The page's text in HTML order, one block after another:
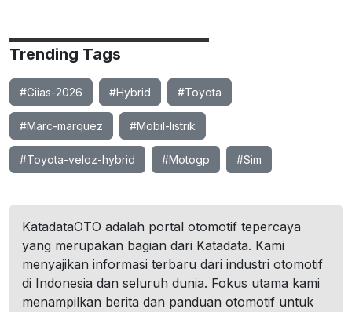
Trending Tags
#Giias-2026 #Hybrid #Toyota
#Marc-marquez #Mobil-listrik
#Toyota-veloz-hybrid #Motogp #Sim
KatadataOTO adalah portal otomotif tepercaya
yang merupakan bagian dari Katadata. Kami
menyajikan informasi terbaru dari industri otomotif
di Indonesia dan seluruh dunia. Fokus utama kami
menampilkan berita dan panduan otomotif untuk